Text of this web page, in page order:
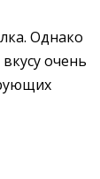
Однако
очень